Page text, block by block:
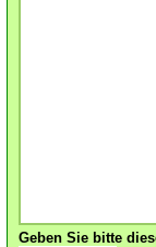
Geben Sie bitte